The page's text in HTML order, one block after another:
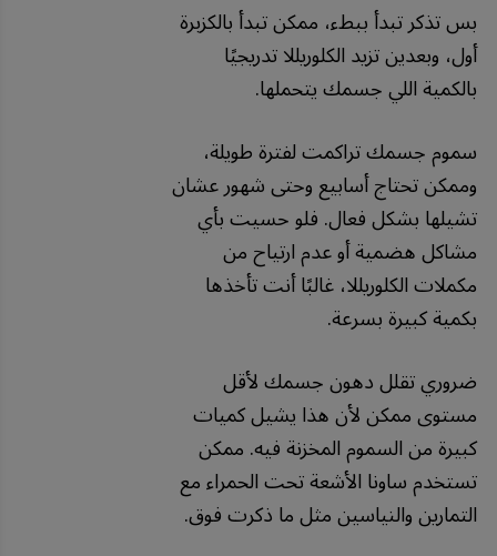
بس تذكر تبدأ ببطء، ممكن تبدأ بالكزبرة
أول، وبعدين تزيد الكلوريللا تدريجيًا
بالكمية اللي جسمك يتحملها.
سموم جسمك تراكمت لفترة طويلة،
وممكن تحتاج أسابيع وحتى شهور عشان
تشيلها بشكل فعال. فلو حسيت بأي
مشاكل هضمية أو عدم ارتياح من
مكملات الكلوريللا، غالبًا أنت تأخذها
بكمية كبيرة بسرعة.
ضروري تقلل دهون جسمك لأقل
مستوى ممكن لأن هذا يشيل كميات
كبيرة من السموم المخزنة فيه. ممكن
تستخدم ساونا الأشعة تحت الحمراء مع
التمارين والنياسين مثل ما ذكرت فوق.